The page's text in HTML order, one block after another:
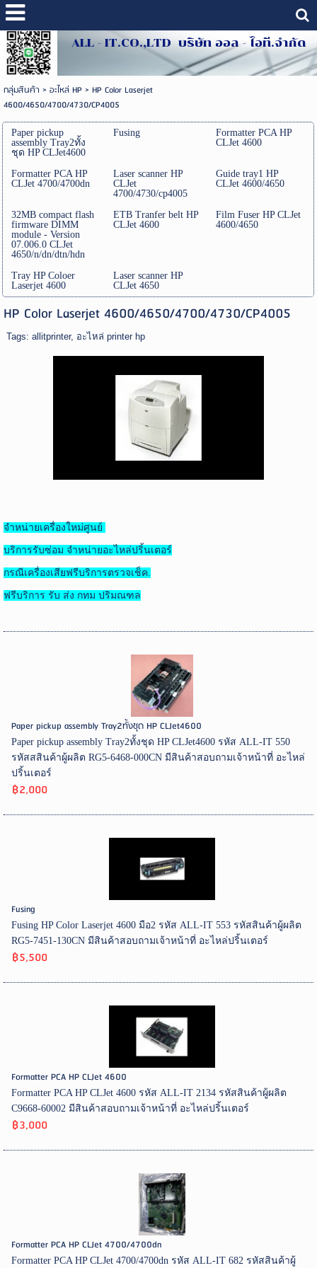
ALL - IT.CO.,LTD บริษัท ออล - ไอที.จำกัด
กลุ่มสินค้า > อะไหล่ HP> HP Color Laserjet
4600/4650/4700/4730/CP4005
Paper pickup
assembly Tray2ทั้ง
ชุด HP CLJet4600
Fusing
Formatter PCA HP
CLJet 4600
Formatter PCA HP
CLJet 4700/4700dn
Laser scanner HP
CLJet
4700/4730/cp4005
Guide tray1 HP
CLJet 4600/4650
32MB compact flash
firmware DIMM
module - Version
07.006.0 CLJet
4650/n/dn/dtn/hdn
ETB Tranfer belt HP
CLJet 4600
Film Fuser HP CLJet
4600/4650
Tray HP Coloer
Laserjet 4600
Laser scanner HP
CLJet 4650
HP Color Laserjet 4600/4650/4700/4730/CP4005
Tags: allitprinter, อะไหล่ printer hp
จำหน่ายเครื่องใหม่ศูนย์
บริการรับซ่อม จำหน่ายอะไหล่ปริ้นเตอร์
กรณีเครื่องเสียฟรีบริการตรวจเช็ค.
ฟรีบริการ รับ ส่ง กทม ปริมณฑล
Paper pickup assembly Tray2ทั้งชุด HP CLJet4600
Paper pickup assembly Tray2ทั้งชุด HP CLJet4600 รหัส ALL-IT 550
รหัสสสินค้าผู้ผลิต RG5-6468-000CN มีสินค้าสอบถามเจ้าหน้าที่ อะไหล่
ปริ้นเตอร์
฿2,000
Fusing
Fusing HP Color Laserjet 4600 มือ2 รหัส ALL-IT 553 รหัสสินค้าผู้ผลิต
RG5-7451-130CN มีสินค้าสอบถามเจ้าหน้าที่ อะไหล่ปริ้นเตอร์
฿5,500
Formatter PCA HP CLJet 4600
Formatter PCA HP CLJet 4600 รหัส ALL-IT 2134 รหัสสินค้าผู้ผลิต
C9668-60002 มีสินค้าสอบถามเจ้าหน้าที่ อะไหล่ปริ้นเตอร์
฿3,000
Formatter PCA HP CLJet 4700/4700dn
Formatter PCA HP CLJet 4700/4700dn รหัส ALL-IT 682 รหัสสินค้าผู้